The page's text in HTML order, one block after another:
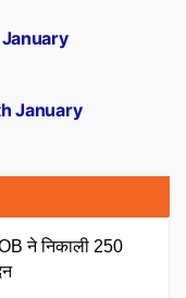
January
January
ने निकाली 250